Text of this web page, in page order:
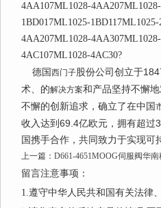
4AA107ML1028-
1BD017ML1025-
4AA207ML1028-
4AC107ML1028-4AC30?
德国西门子股份公司创立于
术、的解决方案和产品坚持不懈
不懈的创新追求，确立了在中国
收入达到69.4亿欧元，拥有超过
国携手合作，共同致力于实现可
上一篇： D661-4651MOOG伺服阀华
留言注意事项：
1.遵守中华人民共和国有关法律